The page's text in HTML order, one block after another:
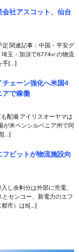
社アスコット、仙台
関連記事：中国・平安グ
玉・加須で8774㎡の物流
手[…]
ェーン強化へ米国4
アで稼働
配備 アイリスオーヤマは
が米ペンシルベニア州で同
[…]
ビットが物流施設向
し余剰分は外部に売電、
センコー、新電力のエフ
都市）は8[…]